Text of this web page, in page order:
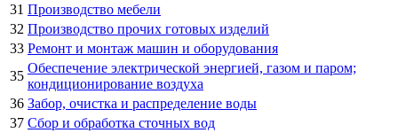
31 Производство мебели
32 Производство прочих готовых изделий
33 Ремонт и монтаж машин и оборудования
35
Обеспечение электрической энергией, газом и паром;
кондиционирование воздуха
36 Забор, очистка и распределение воды
37 Сбор и обработка сточных вод